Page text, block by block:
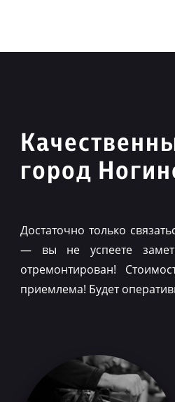
город
Достаточно только
— вы не успеете
отремонтирован!
приемлема! Будет